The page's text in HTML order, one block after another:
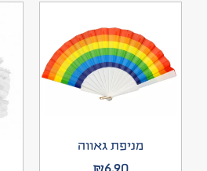
מניפת גאווה